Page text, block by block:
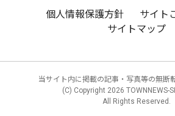
個人情報保護方針
サイト
サイトマップ
当サイト内に掲載の記事・写真等の無断
(C) Copyright 2026 TOWNNEWS-
All Rights Reserved.